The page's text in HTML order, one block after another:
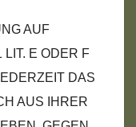
AUF
LIT. E ODER F
DAS
AUS IHRER